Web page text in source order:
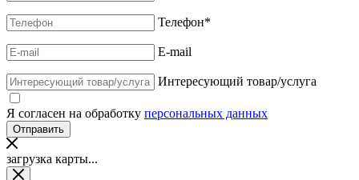
Телефон*
E-mail
Интересующий товар/услуга
Я согласен на обработку персональных данных
загрузка карты...